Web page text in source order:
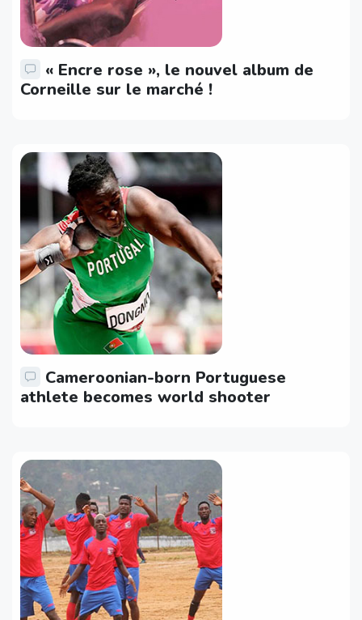
« Encre rose », le nouvel album de
Corneille sur le marché !
Cameroonian-born Portuguese
athlete becomes world shooter